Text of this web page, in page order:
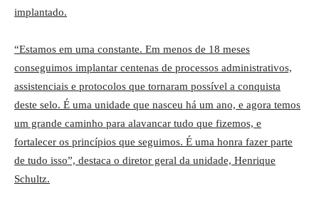
implantado.
“Estamos em uma constante. Em menos de 18 meses
conseguimos implantar centenas de processos administrativos,
assistenciais e protocolos que tornaram possível a conquista
deste selo. É uma unidade que nasceu há um ano, e agora temos
um grande caminho para alavancar tudo que fizemos, e
fortalecer os princípios que seguimos. É uma honra fazer parte
de tudo isso”, destaca o diretor geral da unidade, Henrique
Schultz.